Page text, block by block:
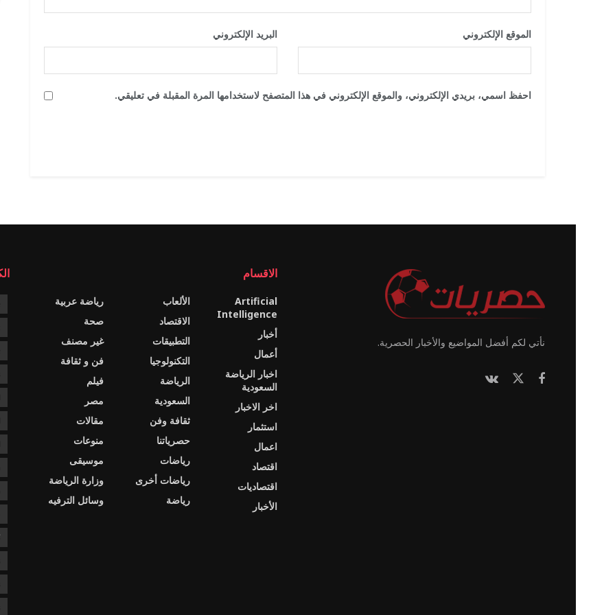
البريد الإلكتروني الموقع الإلكتروني
احفظ اسمي، بريدي الإلكتروني، والموقع الإلكتروني في هذا المتصفح لاستخدامها المرة المقبلة في تعليقي.
نأتي لكم أفضل المواضيع والأخبار الحصرية.
الاقسام
Artificial
Intelligence
أخبار
أعمال
اخبار الرياضة
السعودية
اخر الاخبار
استثمار
اعمال
اقتصاد
اقتصاديات
الأخبار
الألعاب
الاقتصاد
التطبيقات
التكنولوجيا
الرياضة
السعودية
ثقافة وفن
حصرياتنا
رياضات
رياضات أخرى
رياضة
رياضة عربية
صحة
غير مصنف
فن و ثقافة
فيلم
مصر
مقالات
منوعات
موسيقى
وزارة الرياضة
وسائل الترفيه